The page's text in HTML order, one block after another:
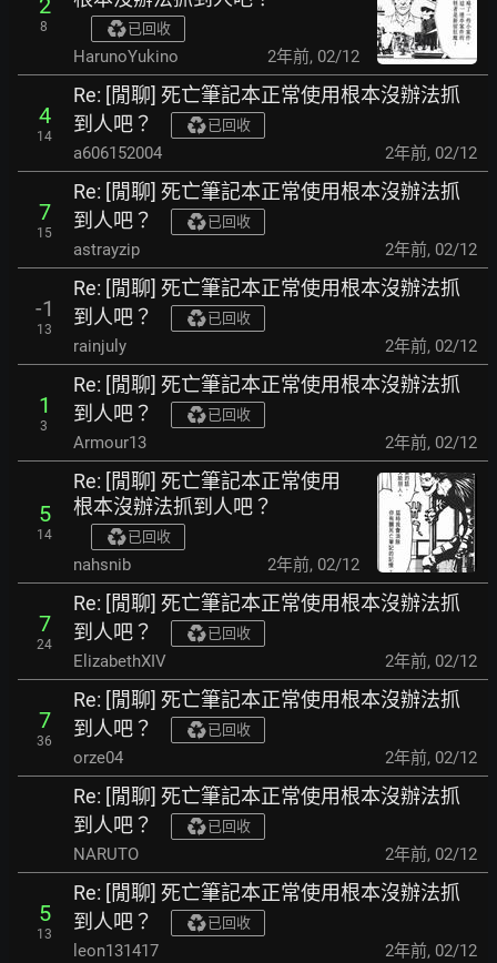
2
8 已回收
HarunoYukino 2年前, 02/12
4
14
Re: [閒聊] 死亡筆記本正常使用根本沒辦法抓
到人吧？
已回收
a606152004 2年前, 02/12
7
15
Re: [閒聊] 死亡筆記本正常使用根本沒辦法抓
到人吧？
已回收
astrayzip 2年前, 02/12
-1
13
Re: [閒聊] 死亡筆記本正常使用根本沒辦法抓
到人吧？
已回收
rainjuly 2年前, 02/12
1
3
Re: [閒聊] 死亡筆記本正常使用根本沒辦法抓
到人吧？
已回收
Armour13 2年前, 02/12
5
14
Re: [閒聊] 死亡筆記本正常使用
根本沒辦法抓到人吧？
已回收
nahsnib 2年前, 02/12
7
24
Re: [閒聊] 死亡筆記本正常使用根本沒辦法抓
到人吧？
已回收
ElizabethXIV 2年前, 02/12
7
36
Re: [閒聊] 死亡筆記本正常使用根本沒辦法抓
到人吧？
已回收
orze04 2年前, 02/12
Re: [閒聊] 死亡筆記本正常使用根本沒辦法抓
到人吧？
已回收
NARUTO 2年前, 02/12
5
13
Re: [閒聊] 死亡筆記本正常使用根本沒辦法抓
到人吧？
已回收
leon131417 2年前, 02/12